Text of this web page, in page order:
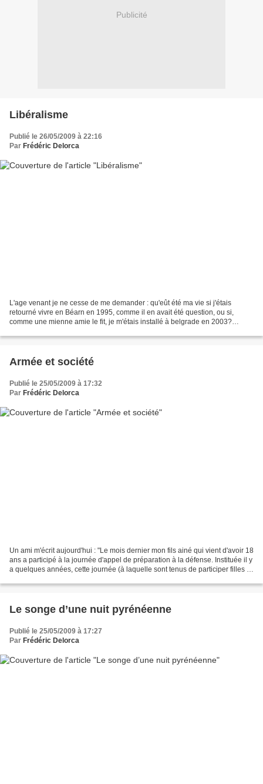
Publicité
Libéralisme
Publié le 26/05/2009 à 22:16
Par Frédéric Delorca
L'age venant je ne cesse de me demander : qu'eût été ma vie si j'étais
retourné vivre en Béarn en 1995, comme il en avait été question, ou si,
comme une mienne amie le fit, je m'étais installé à belgrade en 2003?
Armée et société
Publié le 25/05/2009 à 17:32
Par Frédéric Delorca
Un ami m'écrit aujourd'hui : "Le mois dernier mon fils ainé qui vient d'avoir 18
ans a participé à la journée d'appel de préparation à la défense. Instituée il y
a quelques années, cette journée (à laquelle sont tenus de participer filles et
Le songe d’une nuit pyrénéenne
Publié le 25/05/2009 à 17:27
Par Frédéric Delorca